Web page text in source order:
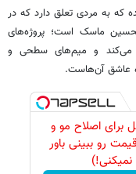
که به مردی تعلق دارد که در
ماسک است؛ پروژه‌های
می‌کند و میم‌های سطحی و
عاشق آن‌هاست.
برای اصلاح مو و
رو ببینی باور
نمیکنی!)